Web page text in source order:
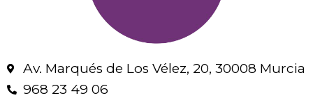
Av. Marqués de Los Vélez, 20, 30008 Murcia
968 23 49 06